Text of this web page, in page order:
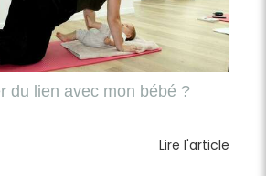
du lien avec mon bébé ?
Lire l'article